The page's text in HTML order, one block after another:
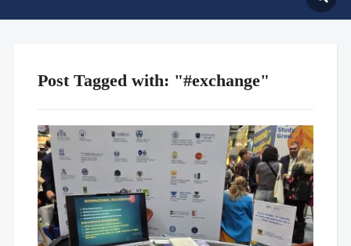
Post Tagged with: "#exchange"